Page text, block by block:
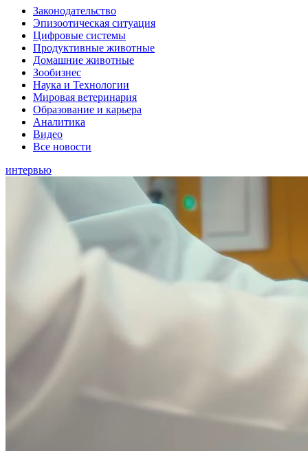
Законодательство
Эпизоотическая ситуация
Цифровые системы
Продуктивные животные
Домашние животные
Зообизнес
Наука и Технологии
Мировая ветеринария
Образование и карьера
Аналитика
Видео
Все новости
интервью